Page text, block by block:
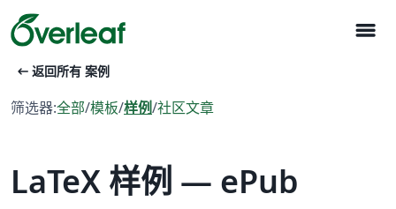
menu
arrow_left_alt 返回所有 案例
筛选器:全部/模板/样例/社区文章
LaTeX 样例 — ePub